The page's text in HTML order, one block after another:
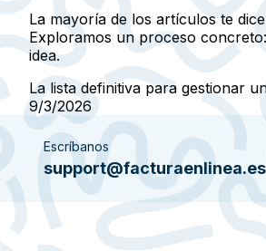
La mayoría de los artículos te
Exploramos un proceso
idea.
La lista definitiva para gestionar
9/3/2026
Escríbanos
support@facturaenlinea.es